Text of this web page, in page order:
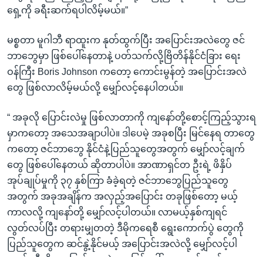
ရှေ့ကို ခရီးဆက်ရပါလိမ့်မယ်။”
မစ္စတာ မူဂါဘီ ရာထူးက နုတ်ထွက်ပြီး အပြောင်းအလဲတွေ ဇင်
ဘာဘွေမှာ ဖြစ်ပေါ်နေတာနဲ့ ပတ်သက်လို့ဗြိတိန်နိုင်ငံခြား ရေး
ဝန်ကြီး Boris Johnson ကတော့ ကောင်းမွန်တဲ့ အပြောင်းအလဲ
တွေ ဖြစ်လာလိမ့်မယ်လို့ မျှော်လင့်နေပါတယ်။
“ အခုလို ပြောင်းလဲမှု ဖြစ်လာတာကို ကျနော်တို့စောင့်ကြည့်သွားရ
မှာကတော့ အသေအချာပါပဲ။ ဒါပေမဲ့ အခုစပြီး မြင်နေရ တာတွေ
ကတော့ ဇင်ဘာဘွေ နိုင်ငံနဲ့ပြည်သူတွေအတွက် မျှော်လင့်ချက်
တွေ ဖြစ်ပေါ်နေတယ် ဆိုတာပါပဲ။ အာဏာရှင်တ ဦးရဲ့ ဖိနှိပ်
အုပ်ချုပ်မှုကို ၃၇ နှစ်ကြာ ခံခဲ့ရတဲ့ ဇင်ဘာဘွေပြည်သူတွေ
အတွက် အခုအချိန်က အလှည့်အပြောင်း တခုဖြစ်တော့ မယ့်
ကာလလို့ ကျနော်တို့ မျှော်လင့်ပါတယ်။ လာမယ့်နှစ်ကျရင်
လွတ်လပ်ပြီး တရားမျှတတဲ့ ဒီမိုကရေစီ ရွေးကောက်ပွဲ တွေကို
ပြည်သူတွေက ဆင်နွဲ့နိုင်မယ့် အပြောင်းအလဲလို့ မျှော်လင့်ပါ